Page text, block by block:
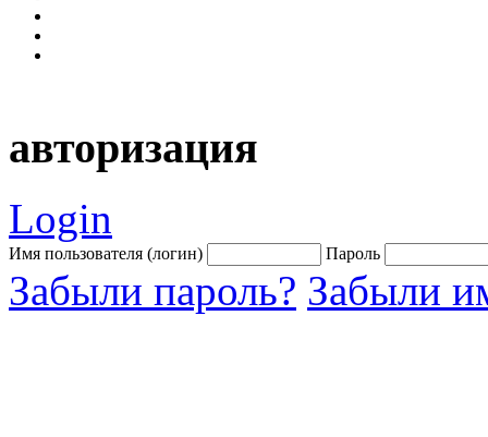
авторизация
Login
Имя пользователя (логин) Пароль
Забыли пароль? Забыли